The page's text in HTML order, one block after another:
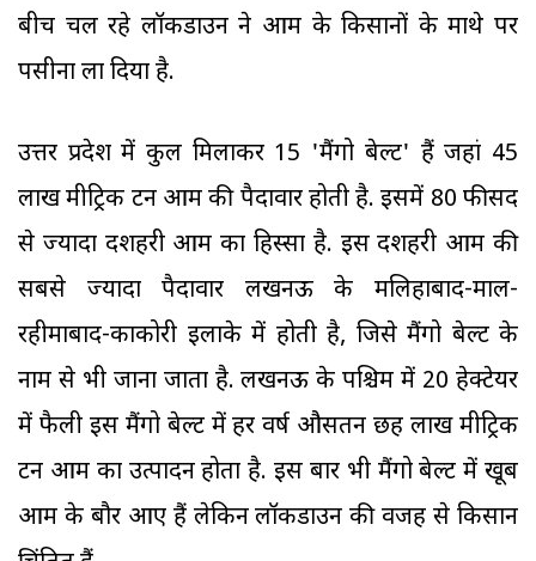
बीच चल रहे लॉकडाउन ने आम के किसानों के माथे पर
पसीना ला दिया है.
उत्तर प्रदेश में कुल मिलाकर 15 'मैंगो बेल्ट' हैं जहां 45
लाख मीट्रिक टन आम की पैदावार होती है. इसमें 80 फीसद
से ज्यादा दशहरी आम का हिस्सा है. इस दशहरी आम की
सबसे ज्यादा पैदावार लखनऊ के मलिहाबाद-माल-
रहीमाबाद-काकोरी इलाके में होती है, जिसे मैंगो बेल्ट के
नाम से भी जाना जाता है. लखनऊ के पश्चिम में 20 हेक्टेयर
में फैली इस मैंगो बेल्ट में हर वर्ष औसतन छह लाख मीट्रिक
टन आम का उत्पादन होता है. इस बार भी मैंगो बेल्ट में खूब
आम के बौर आए हैं लेकिन लॉकडाउन की वजह से किसान